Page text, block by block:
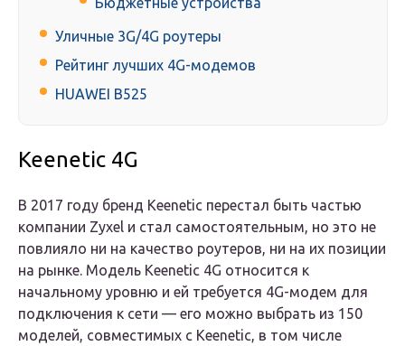
Уличные 3G/4G роутеры
Рейтинг лучших 4G-модемов
HUAWEI B525
Keenetic 4G
В 2017 году бренд Keenetic перестал быть частью
компании Zyxel и стал самостоятельным, но это не
повлияло ни на качество роутеров, ни на их позиции
на рынке. Модель Keenetic 4G относится к
начальному уровню и ей требуется 4G-модем для
подключения к сети — его можно выбрать из 150
моделей, совместимых с Keenetic, в том числе